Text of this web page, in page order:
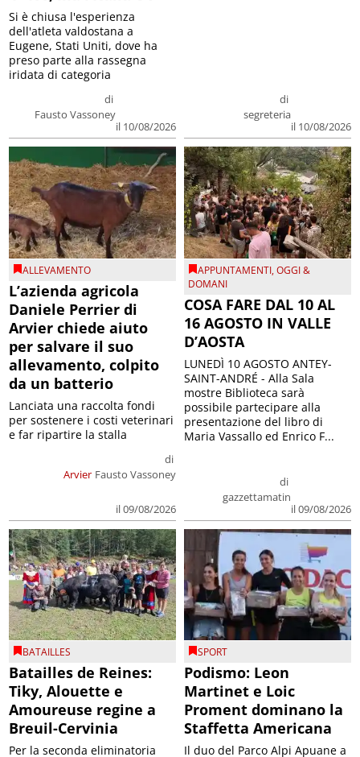
di
Fausto Vassoney
il 10/08/2026
Si è chiusa l'esperienza
dell'atleta valdostana a
Eugene, Stati Uniti, dove ha
preso parte alla rassegna
iridata di categoria
di
segreteria
il 10/08/2026
ALLEVAMENTO
L’azienda agricola
Daniele Perrier di
Arvier chiede aiuto
per salvare il suo
allevamento, colpito
da un batterio
Arvier
di
Fausto Vassoney
il 09/08/2026
Lanciata una raccolta fondi
per sostenere i costi veterinari
e far ripartire la stalla
APPUNTAMENTI,OGGI &
DOMANI
COSA FARE DAL 10 AL
16 AGOSTO IN VALLE
D’AOSTA
di
gazzettamatin
il 09/08/2026
LUNEDÌ 10 AGOSTO ANTEY-
SAINT-ANDRÉ - Alla Sala
mostre Biblioteca sarà
possibile partecipare alla
presentazione del libro di
Maria Vassallo ed Enrico F...
BATAILLES
Batailles de Reines:
Tiky, Alouette e
Amoureuse regine a
Breuil-Cervinia
Per la seconda eliminatoria
SPORT
Podismo: Leon
Martinet e Loic
Proment dominano la
Staffetta Americana
Il duo del Parco Alpi Apuane a